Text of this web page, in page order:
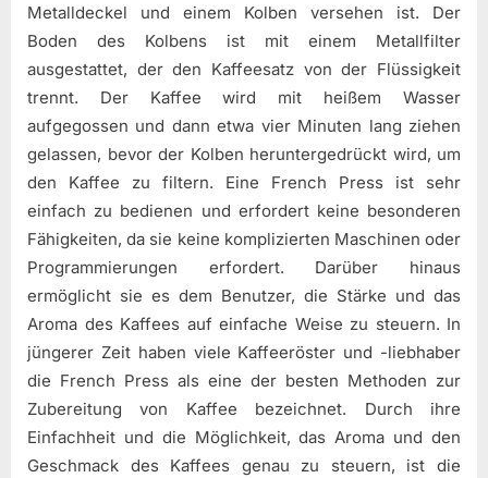
Metalldeckel und einem Kolben versehen ist. Der
Boden des Kolbens ist mit einem Metallfilter
ausgestattet, der den Kaffeesatz von der Flüssigkeit
trennt. Der Kaffee wird mit heißem Wasser
aufgegossen und dann etwa vier Minuten lang ziehen
gelassen, bevor der Kolben heruntergedrückt wird, um
den Kaffee zu filtern. Eine French Press ist sehr
einfach zu bedienen und erfordert keine besonderen
Fähigkeiten, da sie keine komplizierten Maschinen oder
Programmierungen erfordert. Darüber hinaus
ermöglicht sie es dem Benutzer, die Stärke und das
Aroma des Kaffees auf einfache Weise zu steuern. In
jüngerer Zeit haben viele Kaffeeröster und -liebhaber
die French Press als eine der besten Methoden zur
Zubereitung von Kaffee bezeichnet. Durch ihre
Einfachheit und die Möglichkeit, das Aroma und den
Geschmack des Kaffees genau zu steuern, ist die